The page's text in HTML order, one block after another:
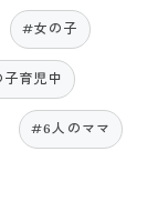
#女の子
育児中
#6人のママ